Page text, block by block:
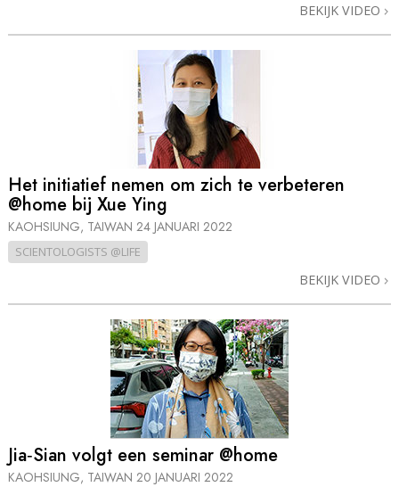
BEKIJK VIDEO
Het initiatief nemen om zich te verbeteren
@home bij Xue Ying
KAOHSIUNG, TAIWAN 24 JANUARI 2022
SCIENTOLOGISTS @LIFE
BEKIJK VIDEO
Jia‑Sian volgt een seminar @home
KAOHSIUNG, TAIWAN 20 JANUARI 2022